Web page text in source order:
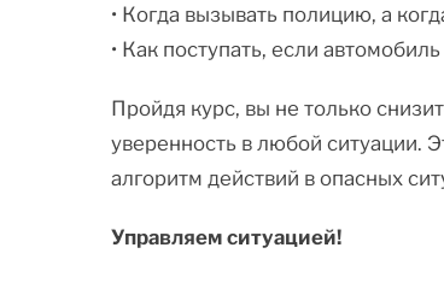
• Когда вызывать полицию, а
• Как поступать, если
Пройдя курс, вы не только
уверенность в любой ситуации.
алгоритм действий в опасных
Управляем ситуацией!